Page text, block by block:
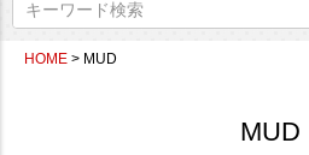
HOME MUD
MUD